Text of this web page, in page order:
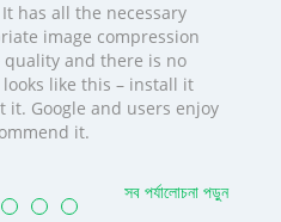
has all the necessary
image compression
quality and there is no
like this – install it
it. Google and users enjoy
it.
সব পর্যালোচনা পড়ুন